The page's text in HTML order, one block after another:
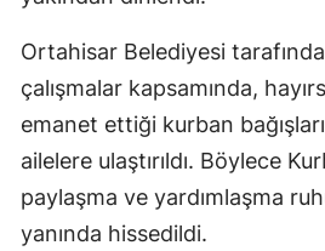
Ortahisar Belediyesi
çalışmalar kapsamında,
emanet ettiği kurban
ailelere ulaştırıldı. Böylece
paylaşma ve yardımlaşma
yanında hissedildi.